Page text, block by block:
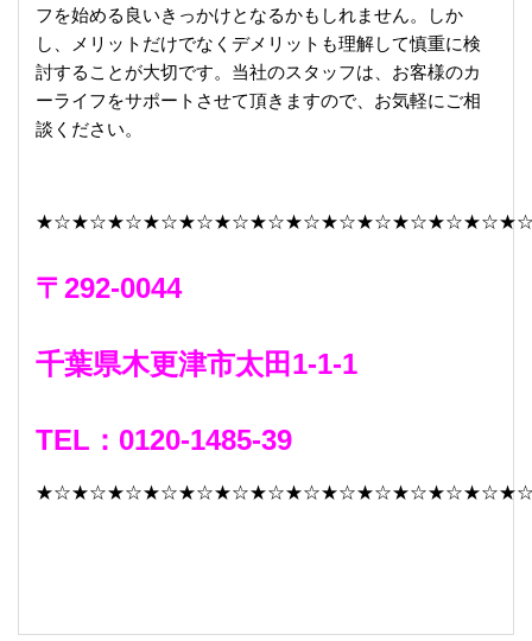
フを始める良いきっかけとなるかもしれません。しか
し、メリットだけでなくデメリットも理解して慎重に検
討することが大切です。当社のスタッフは、お客様のカ
ーライフをサポートさせて頂きますので、お気軽にご相
談ください。
〒292-0044
千葉県木更津市太田1-1-1
TEL：0120-1485-39